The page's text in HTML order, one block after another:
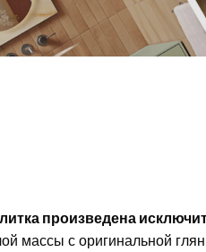
самые смелые тренды
уникальных стилях — для
облицовку, а живые эмоции.
проект – это результат
произведена
массы с оригинальной